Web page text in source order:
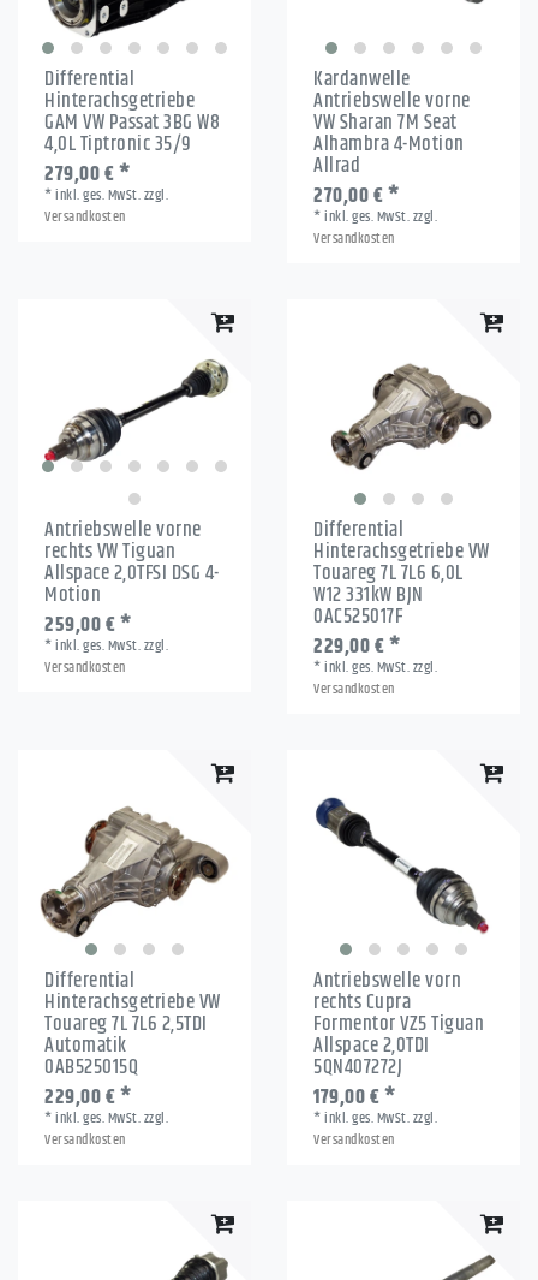
Differential
Hinterachsgetriebe
GAM VW Passat 3BG W8
4,0L Tiptronic 35/9
279,00 € *
*inkl. ges. MwSt.zzgl.
Versandkosten
Kardanwelle
Antriebswelle vorne
VW Sharan 7M Seat
Alhambra 4-Motion
Allrad
270,00 € *
*inkl. ges. MwSt.zzgl.
Versandkosten
Antriebswelle vorne
rechts VW Tiguan
Allspace 2,0TFSI DSG 4-
Motion
259,00 € *
*inkl. ges. MwSt.zzgl.
Versandkosten
Differential
Hinterachsgetriebe VW
Touareg 7L 7L6 6,0L
W12 331kW BJN
0AC525017F
229,00 € *
*inkl. ges. MwSt.zzgl.
Versandkosten
Differential
Hinterachsgetriebe VW
Touareg 7L 7L6 2,5TDI
Automatik
0AB525015Q
229,00 € *
*inkl. ges. MwSt.zzgl.
Versandkosten
Antriebswelle vorn
rechts Cupra
Formentor VZ5 Tiguan
Allspace 2,0TDI
5QN407272J
179,00 € *
*inkl. ges. MwSt.zzgl.
Versandkosten